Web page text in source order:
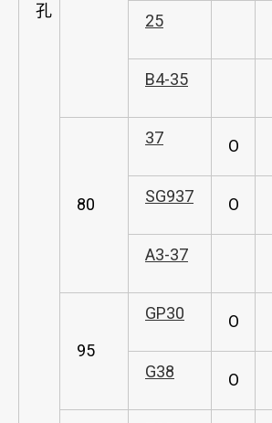
孔
25
B4-35
80
37 O
SG937 O
A3-37
95
GP30 O
G38 O